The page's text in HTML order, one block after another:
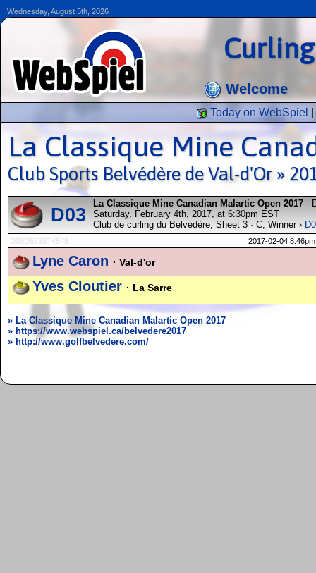
Wednesday, August 5th, 2026
Welcome
Today on WebSpiel
La Classique Mine
Club Sports Belvédère de Val-d'Or »
D03
La Classique Mine Canadian Malartic Open 2017 ·
Saturday, February 4th, 2017, at 6:30pm EST
Club de curling du Belvédère, Sheet 3 · C, Winner ›
D03D5393T4549 2017-02-04 8:46pm
Lyne Caron · Val-d'or
Yves Cloutier · La Sarre
» La Classique Mine Canadian Malartic Open 2017
» https://www.webspiel.ca/belvedere2017
» http://www.golfbelvedere.com/